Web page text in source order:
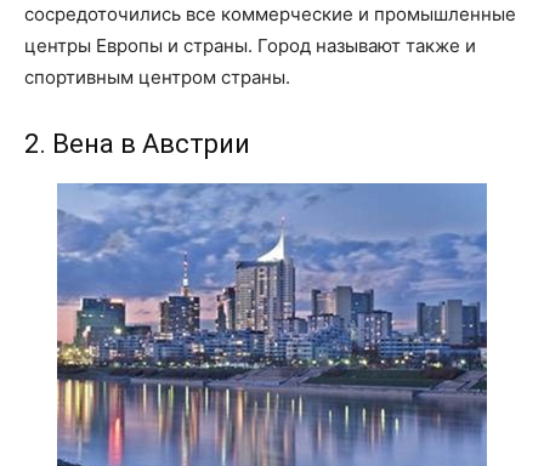
сосредоточились все коммерческие и промышленные
центры Европы и страны. Город называют также и
спортивным центром страны.
2. Вена в Австрии